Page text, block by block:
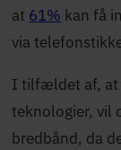
at 61% kan få
via
I tilfældet af, at
teknologier, vil
bredbånd, da